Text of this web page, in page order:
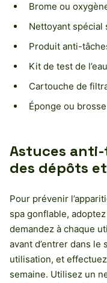
Brome ou
Nettoyant spécial
Produit anti-
Kit de test de
Cartouche de
Éponge ou
Astuces
des dépôts
Pour prévenir
spa gonflable,
demandez à chaque
avant d’entrer dans le
utilisation, et
semaine. Utilisez un